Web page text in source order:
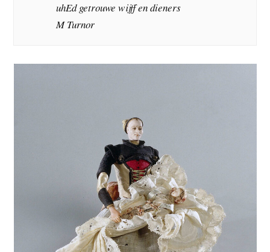
uhEd getrouwe wijff en dieners
M Turnor